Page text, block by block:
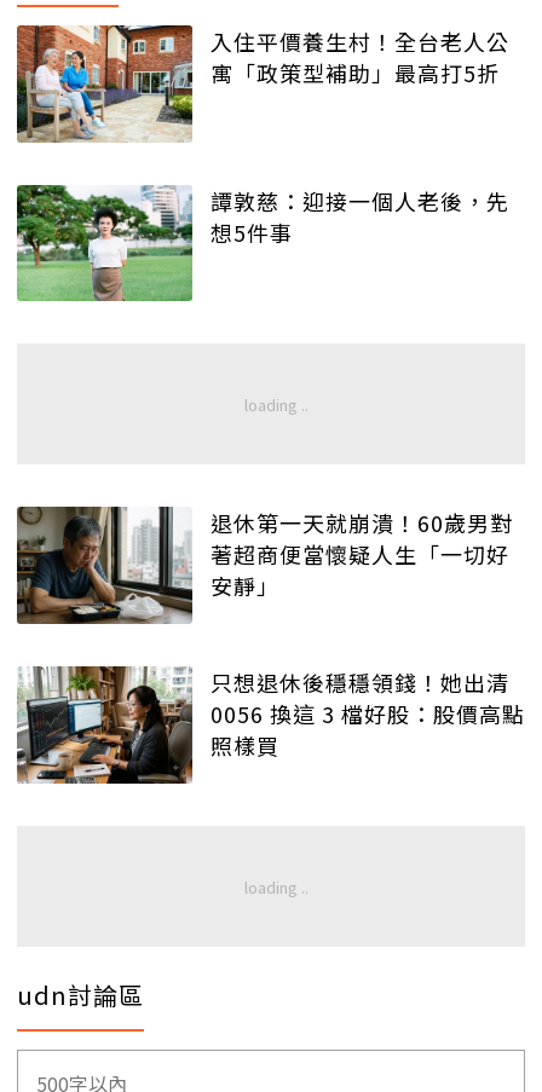
入住平價養生村！全台老人公
寓「政策型補助」最高打5折
譚敦慈：迎接一個人老後，先
想5件事
退休第一天就崩潰！60歲男對
著超商便當懷疑人生「一切好
安靜」
只想退休後穩穩領錢！她出清
0056 換這 3 檔好股：股價高點
照樣買
udn討論區